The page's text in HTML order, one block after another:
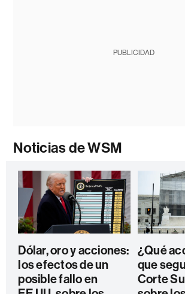
PUBLICIDAD
Noticias de WSM
Dólar, oro y acciones:
los efectos de un
posible fallo en
¿Qué
que
Corte